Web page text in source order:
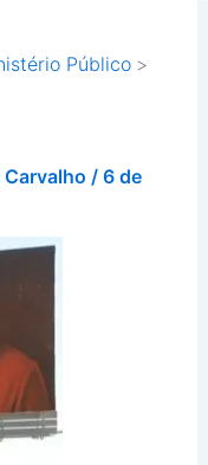
Público
Carvalho / 6 de